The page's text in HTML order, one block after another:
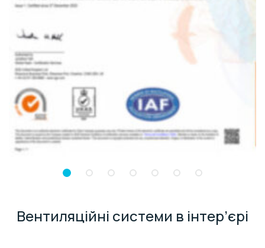
Вентиляційні системи в інтер’єрі